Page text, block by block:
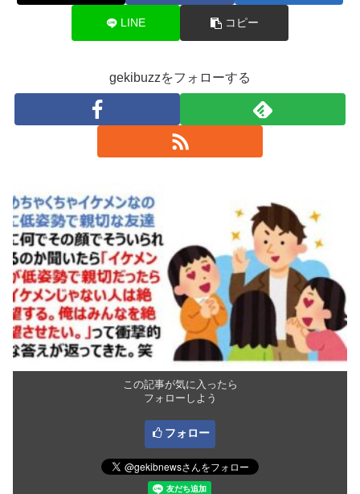
LINE コピー
gekibuzzをフォローする
この記事が気に入ったら
フォローしよう
フォロー